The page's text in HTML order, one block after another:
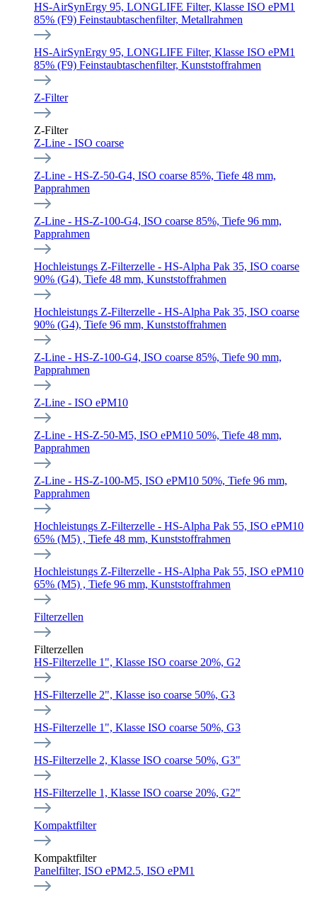
HS-AirSynErgy 95, LONGLIFE Filter, Klasse ISO ePM1
85% (F9) Feinstaubtaschenfilter, Metallrahmen
HS-AirSynErgy 95, LONGLIFE Filter, Klasse ISO ePM1
85% (F9) Feinstaubtaschenfilter, Kunststoffrahmen
Z-Filter
Z-Filter
Z-Line - ISO coarse
Z-Line - HS-Z-50-G4, ISO coarse 85%, Tiefe 48 mm,
Papprahmen
Z-Line - HS-Z-100-G4, ISO coarse 85%, Tiefe 96 mm,
Papprahmen
Hochleistungs Z-Filterzelle - HS-Alpha Pak 35, ISO coarse
90% (G4), Tiefe 48 mm, Kunststoffrahmen
Hochleistungs Z-Filterzelle - HS-Alpha Pak 35, ISO coarse
90% (G4), Tiefe 96 mm, Kunststoffrahmen
Z-Line - HS-Z-100-G4, ISO coarse 85%, Tiefe 90 mm,
Papprahmen
Z-Line - ISO ePM10
Z-Line - HS-Z-50-M5, ISO ePM10 50%, Tiefe 48 mm,
Papprahmen
Z-Line - HS-Z-100-M5, ISO ePM10 50%, Tiefe 96 mm,
Papprahmen
Hochleistungs Z-Filterzelle - HS-Alpha Pak 55, ISO ePM10
65% (M5) , Tiefe 48 mm, Kunststoffrahmen
Hochleistungs Z-Filterzelle - HS-Alpha Pak 55, ISO ePM10
65% (M5) , Tiefe 96 mm, Kunststoffrahmen
Filterzellen
Filterzellen
HS-Filterzelle 1", Klasse ISO coarse 20%, G2
HS-Filterzelle 2", Klasse iso coarse 50%, G3
HS-Filterzelle 1", Klasse ISO coarse 50%, G3
HS-Filterzelle 2, Klasse ISO coarse 50%, G3"
HS-Filterzelle 1, Klasse ISO coarse 20%, G2"
Kompaktfilter
Kompaktfilter
Panelfilter, ISO ePM2.5, ISO ePM1